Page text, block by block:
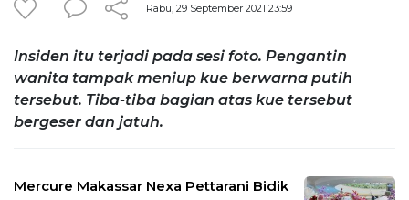
Rabu, 29 September 2021 23:59
Insiden itu terjadi pada sesi foto. Pengantin
wanita tampak meniup kue berwarna putih
tersebut. Tiba-tiba bagian atas kue tersebut
bergeser dan jatuh.
Mercure Makassar Nexa Pettarani Bidik